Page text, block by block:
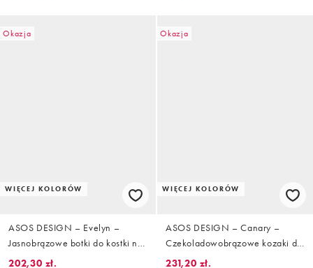
Okazja
WIĘCEJ KOLORÓW
ASOS DESIGN – Evelyn –
Jasnobrązowe botki do kostki na
platformie z obcasem
202,30 zł.
Okazja
WIĘCEJ KOLORÓW
ASOS DESIGN – Canary –
Czekoladowobrązowe kozaki do
kolan na obcasie klockowym z
231,20 zł.